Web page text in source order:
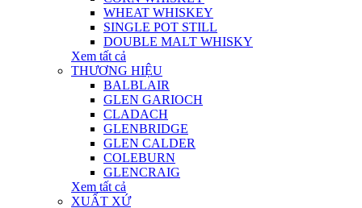
WHEAT WHISKEY
SINGLE POT STILL
DOUBLE MALT WHISKY
Xem tất cả
THƯƠNG HIỆU
BALBLAIR
GLEN GARIOCH
CLADACH
GLENBRIDGE
GLEN CALDER
COLEBURN
GLENCRAIG
Xem tất cả
XUẤT XỨ